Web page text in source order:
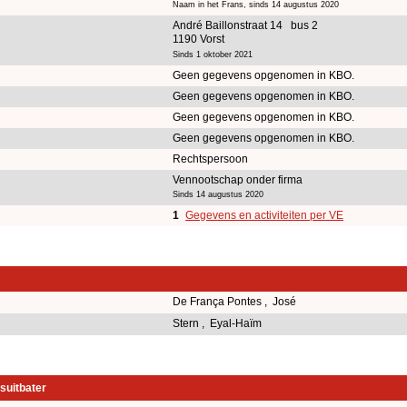
Naam in het Frans, sinds 14 augustus 2020
André Baillonstraat 14 bus 2
1190 Vorst
Sinds 1 oktober 2021
Geen gegevens opgenomen in KBO.
Geen gegevens opgenomen in KBO.
Geen gegevens opgenomen in KBO.
Geen gegevens opgenomen in KBO.
Rechtspersoon
Vennootschap onder firma
Sinds 14 augustus 2020
1 Gegevens en activiteiten per VE
De França Pontes , José
Stern , Eyal-Haïm